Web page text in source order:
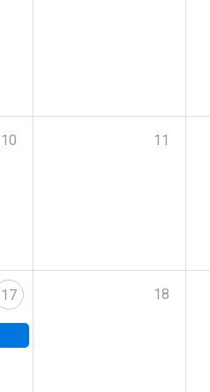
10 11
17 18